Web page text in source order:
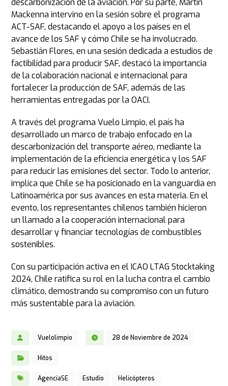
descarbonización de la aviación. Por su parte, Martín
Mackenna intervino en la sesión sobre el programa
ACT-SAF, destacando el apoyo a los países en el
avance de los SAF y cómo Chile se ha involucrado.
Sebastián Flores, en una sesión dedicada a estudios de
factibilidad para producir SAF, destacó la importancia
de la colaboración nacional e internacional para
fortalecer la producción de SAF, además de las
herramientas entregadas por la OACI.
A través del programa Vuelo Limpio, el país ha
desarrollado un marco de trabajo enfocado en la
descarbonización del transporte aéreo, mediante la
implementación de la eficiencia energética y los SAF
para reducir las emisiones del sector. Todo lo anterior,
implica que Chile se ha posicionado en la vanguardia en
Latinoamérica por sus avances en esta materia. En el
evento, los representantes chilenos también hicieron
un llamado a la cooperación internacional para
desarrollar y financiar tecnologías de combustibles
sostenibles.
Con su participación activa en el ICAO LTAG Stocktaking
2024, Chile ratifica su rol en la lucha contra el cambio
climático, demostrando su compromiso con un futuro
más sustentable para la aviación.
Vuelolimpio 28 de Noviembre de 2024
Hitos
AgenciaSE Estudio Helicópteros